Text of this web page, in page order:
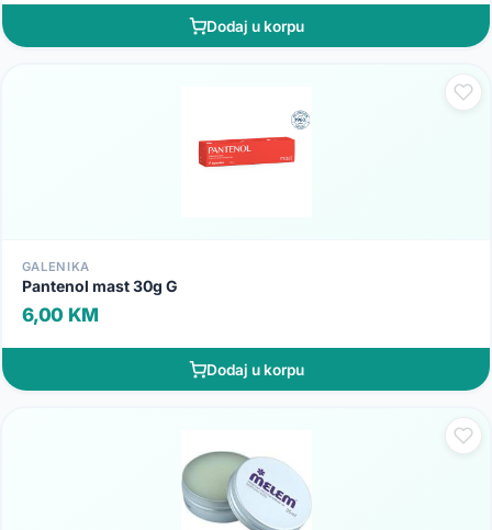
Dodaj u korpu
GALENIKA
Pantenol mast 30g G
6,00 KM
Dodaj u korpu